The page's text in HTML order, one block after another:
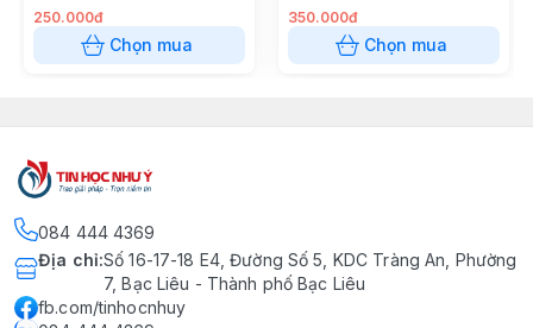
250.000đ
Chọn mua
350.000đ
Chọn mua
084 444 4369
Địa chỉ:Số 16-17-18 E4, Đường Số 5, KDC Tràng An, Phường
7, Bạc Liêu - Thành phố Bạc Liêu
fb.com/tinhocnhuy